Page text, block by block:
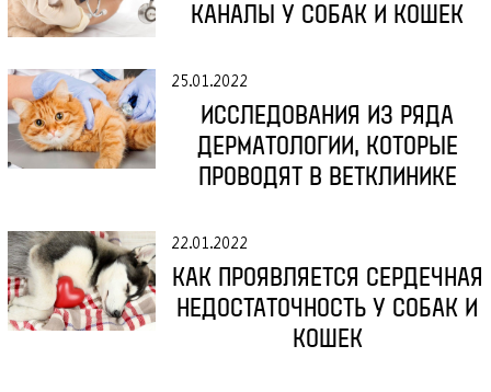
КАНАЛЫ У СОБАК И КОШЕК
25.01.2022
ИССЛЕДОВАНИЯ ИЗ РЯДА
ДЕРМАТОЛОГИИ, КОТОРЫЕ
ПРОВОДЯТ В ВЕТКЛИНИКЕ
22.01.2022
КАК ПРОЯВЛЯЕТСЯ СЕРДЕЧНАЯ
НЕДОСТАТОЧНОСТЬ У СОБАК И
КОШЕК